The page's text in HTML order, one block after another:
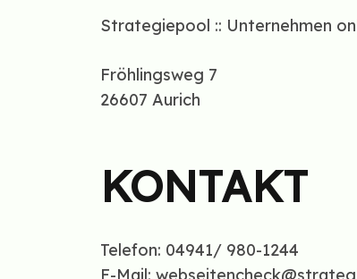
Strategiepool :: Unternehmen
Fröhlingsweg 7
26607 Aurich
KONTAKT
Telefon: 04941/ 980-1244